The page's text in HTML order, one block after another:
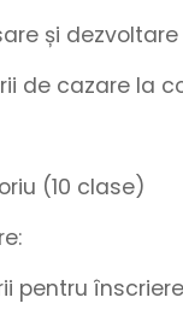
și
de cazare la
(10 clase)
pentru